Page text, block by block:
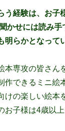
う経験は、お
かせには読み
らかとなって
本専攻の皆さ
できるミニ絵
の楽しい絵本
お子様は4歳以